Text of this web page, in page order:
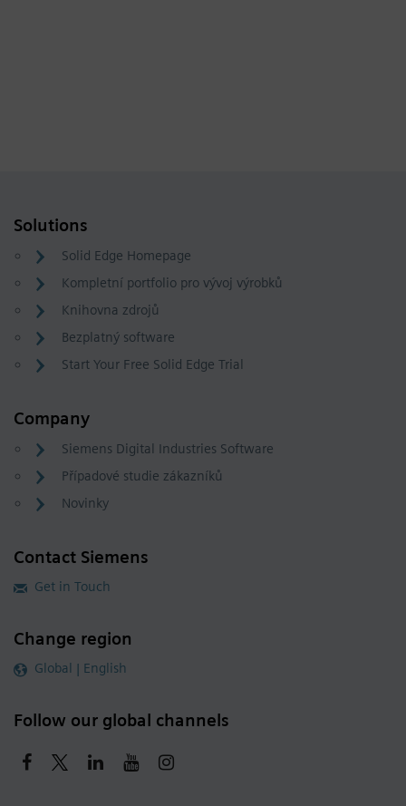
Solutions
Solid Edge Homepage
Kompletní portfolio pro vývoj výrobků
Knihovna zdrojů
Bezplatný software
Start Your Free Solid Edge Trial
Company
Siemens Digital Industries Software
Případové studie zákazníků
Novinky
Contact Siemens
Get in Touch
Change region
Global | English
Follow our global channels